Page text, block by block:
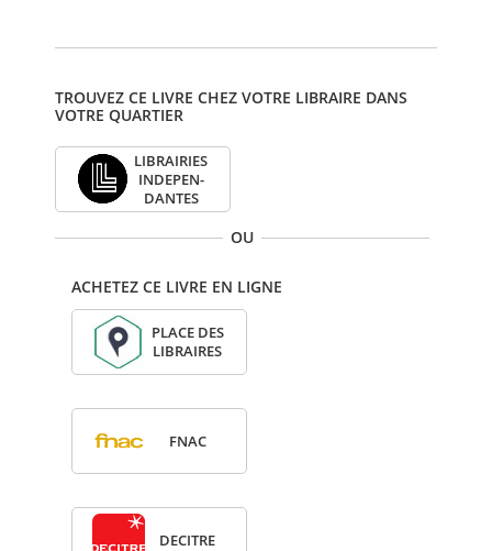
TROUVEZ CE LIVRE CHEZ VOTRE LIBRAIRE DANS
VOTRE QUARTIER
LIBRAI­RIES
INDE­PEN­
DANTES
OU
ACHETEZ CE LIVRE EN LIGNE
PLACE DES
LIBRAIRES
FNAC
DECITRE